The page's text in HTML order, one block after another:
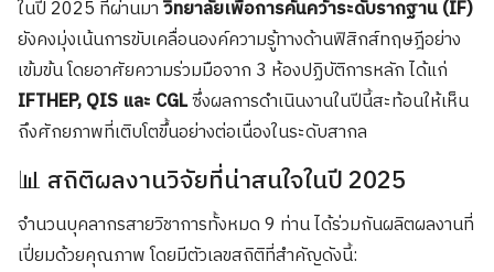
ในปี 2025 ที่ผ่านมาวิทยาลัยเพื่อการค้นคว้าระดับรากฐาน (IF)
ยังคงมุ่งเน้นการขับเคลื่อนองค์ความรู้ทางด้านฟิสิกส์ทฤษฎีอย่าง
เข้มข้น โดยอาศัยความร่วมมือจาก 3 ห้องปฏิบัติการหลัก ได้แก่
IFTHEP, QIS และ CGLซึ่งผลการดำเนินงานในปีนี้สะท้อนให้เห็น
ถึงศักยภาพที่เติบโตขึ้นอย่างต่อเนื่องในระดับสากล
📊 สถิติผลงานวิจัยที่น่าสนใจในปี 2025
จำนวนบุคลากรสายวิชาการทั้งหมด 9 ท่าน ได้ร่วมกันผลิตผลงานที่
เปี่ยมด้วยคุณภาพ โดยมีตัวเลขสถิติที่สำคัญดังนี้: